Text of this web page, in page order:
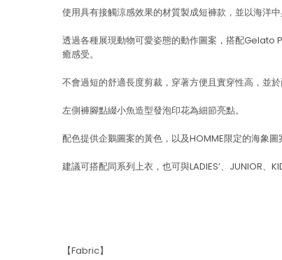
使用具有接觸涼感效果的材質製成短褲款，並以海洋
透過各種展現動物可愛姿態的動作圖案，搭配Gelato
癒感受。
不會過短的舒適長度剪裁，穿著方便且實穿性高，並於
左側褲腳點綴小魚造型發泡印花為細節亮點。
配色提供企鵝圖案的黃色，以及HOMME限定的海象圖
建議可搭配同系列上衣，也可與LADIES’、JUNIOR、
【Fabric】